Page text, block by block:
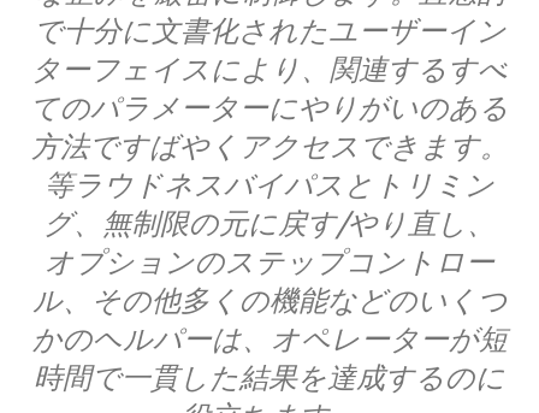
で十分に文書化されたユーザーイン
ターフェイスにより、関連するすべ
てのパラメーターにやりがいのある
方法ですばやくアクセスできます。
等ラウドネスバイパスとトリミン
グ、無制限の元に戻す/やり直し、
オプションのステップコントロー
ル、その他多くの機能などのいくつ
かのヘルパーは、オペレーターが短
時間で一貫した結果を達成するのに